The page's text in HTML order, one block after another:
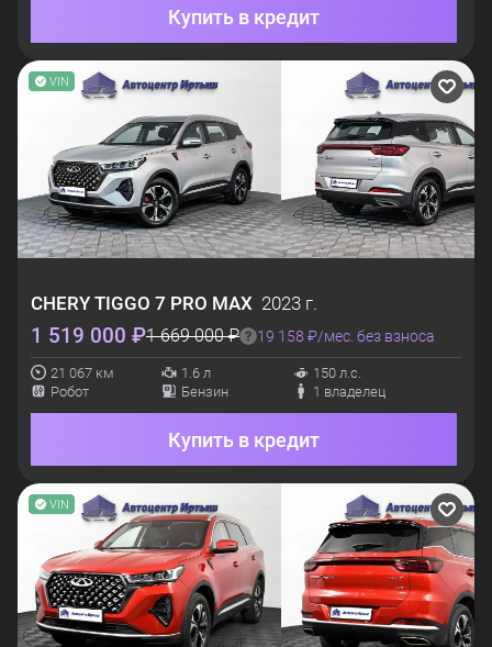
Купить в кредит
VIN
CHERY TIGGO 7 PRO MAX 2023 г.
1 519 000 ₽1 669 000 ₽ 19 158 ₽/мес. без взноса
21 067 км 1.6 л
150 л.с.
Робот
Бензин 1 владелец
Купить в кредит
VIN